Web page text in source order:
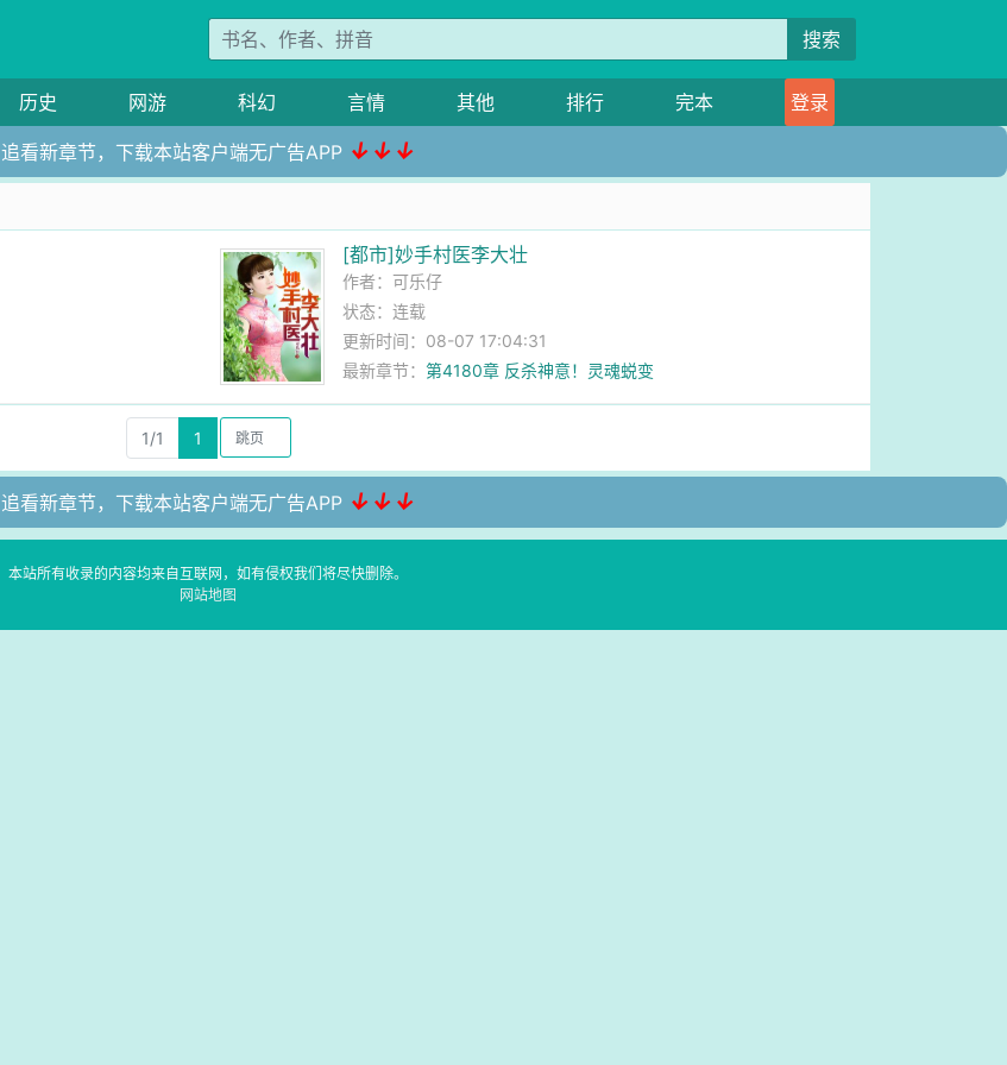
搜索
历史 网游 科幻 言情 其他 排行 完本 登录
追看新章节，下载本站客户端无广告APP ↓↓↓
[都市]妙手村医李大壮
作者： 可乐仔
状态：连载
更新时间：08-07 17:04:31
最新章节： 第4180章 反杀神意！灵魂蜕变
1/1 1
追看新章节，下载本站客户端无广告APP ↓↓↓
本站所有收录的内容均来自互联网，如有侵权我们将尽快删除。
网站地图